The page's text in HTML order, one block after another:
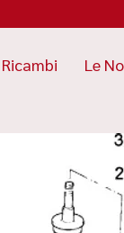
Ricambi Le